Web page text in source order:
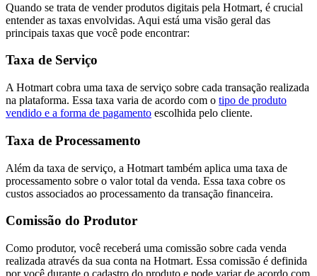
Quando se trata de vender produtos digitais pela Hotmart, é crucial
entender as taxas envolvidas. Aqui está uma visão geral das
principais taxas que você pode encontrar:
Taxa de Serviço
A Hotmart cobra uma taxa de serviço sobre cada transação realizada
na plataforma. Essa taxa varia de acordo com o tipo de produto
vendido e a forma de pagamento escolhida pelo cliente.
Taxa de Processamento
Além da taxa de serviço, a Hotmart também aplica uma taxa de
processamento sobre o valor total da venda. Essa taxa cobre os
custos associados ao processamento da transação financeira.
Comissão do Produtor
Como produtor, você receberá uma comissão sobre cada venda
realizada através da sua conta na Hotmart. Essa comissão é definida
por você durante o cadastro do produto e pode variar de acordo com